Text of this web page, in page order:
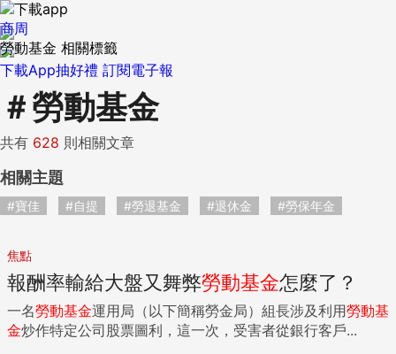
下載App抽好禮 訂閱電子報
商周
勞動基金 相關標籤
＃勞動基金
共有 628 則相關文章
相關主題
#寶佳 #自提 #勞退基金 #退休金 #勞保年金
焦點
報酬率輸給大盤又舞弊勞動基金怎麼了？
一名勞動基金運用局（以下簡稱勞金局）組長涉及利用勞動基
金炒作特定公司股票圖利，這一次，受害者從銀行客戶...